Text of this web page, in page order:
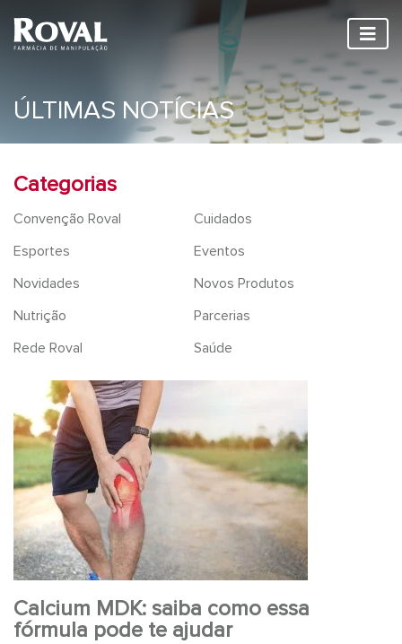
ÚLTIMAS NOTÍCIAS
Categorias
Convenção Roval
Cuidados
Esportes
Eventos
Novidades
Novos Produtos
Nutrição
Parcerias
Rede Roval
Saúde
Calcium MDK: saiba como essa
fórmula pode te ajudar